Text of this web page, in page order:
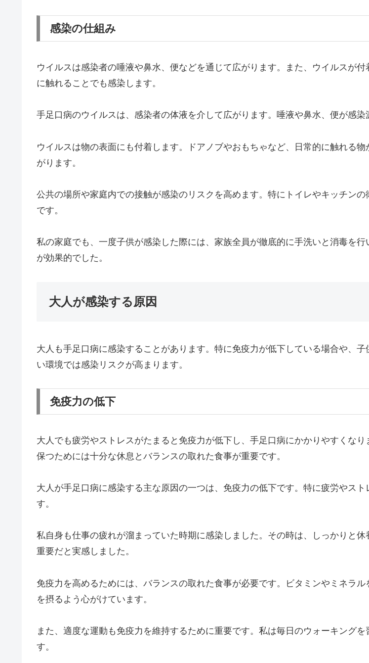
感染の仕組み
ウイルスは感染者の唾液や鼻水、便などを通じて広がります。また、ウイルスが付
に触れることでも感染します。
手足口病のウイルスは、感染者の体液を介して広がります。唾液や鼻水、便が感染
ウイルスは物の表面にも付着します。ドアノブやおもちゃなど、日常的に触れる物
がります。
公共の場所や家庭内での接触が感染のリスクを高めます。特にトイレやキッチンの
です。
私の家庭でも、一度子供が感染した際には、家族全員が徹底的に手洗いと消毒を行
が効果的でした。
大人が感染する原因
大人も手足口病に感染することがあります。特に免疫力が低下している場合や、子
い環境では感染リスクが高まります。
免疫力の低下
大人でも疲労やストレスがたまると免疫力が低下し、手足口病にかかりやすくなり
保つためには十分な休息とバランスの取れた食事が重要です。
大人が手足口病に感染する主な原因の一つは、免疫力の低下です。特に疲労やスト
す。
私自身も仕事の疲れが溜まっていた時期に感染しました。その時は、しっかりと休
重要だと実感しました。
免疫力を高めるためには、バランスの取れた食事が必要です。ビタミンやミネラル
を摂るよう心がけています。
また、適度な運動も免疫力を維持するために重要です。私は毎日のウォーキングを
す。